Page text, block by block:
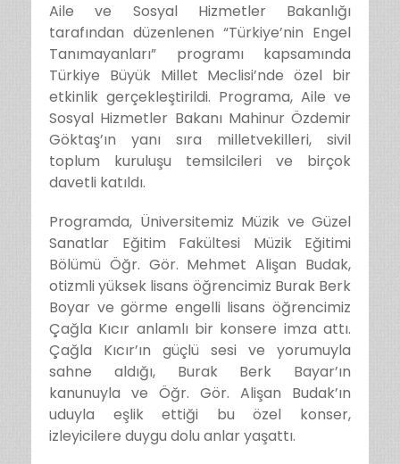
Aile ve Sosyal Hizmetler Bakanlığı
tarafından düzenlenen “Türkiye’nin Engel
Tanımayanları” programı kapsamında
Türkiye Büyük Millet Meclisi’nde özel bir
etkinlik gerçekleştirildi. Programa, Aile ve
Sosyal Hizmetler Bakanı Mahinur Özdemir
Göktaş’ın yanı sıra milletvekilleri, sivil
toplum kuruluşu temsilcileri ve birçok
davetli katıldı.
Programda, Üniversitemiz Müzik ve Güzel
Sanatlar Eğitim Fakültesi Müzik Eğitimi
Bölümü Öğr. Gör. Mehmet Alişan Budak,
otizmli yüksek lisans öğrencimiz Burak Berk
Boyar ve görme engelli lisans öğrencimiz
Çağla Kıcır anlamlı bir konsere imza attı.
Çağla Kıcır’ın güçlü sesi ve yorumuyla
sahne aldığı, Burak Berk Bayar’ın
kanunuyla ve Öğr. Gör. Alişan Budak’ın
uduyla eşlik ettiği bu özel konser,
izleyicilere duygu dolu anlar yaşattı.